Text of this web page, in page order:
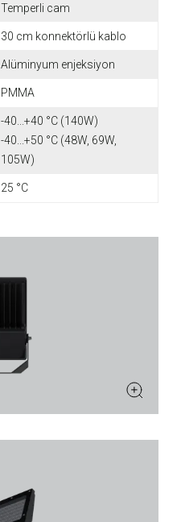
Temperli cam
30 cm konnektörlü kablo
Alüminyum enjeksiyon
PMMA
-40...+40 °C (140W)
-40...+50 °C (48W, 69W,
105W)
25 °C